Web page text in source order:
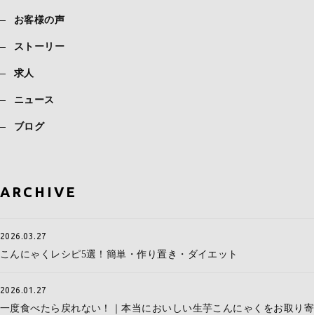
お客様の声
ストーリー
求人
ニュース
ブログ
ARCHIVE
2026.03.27
こんにゃくレシピ5選！簡単・作り置き・ダイエット
2026.01.27
一度食べたら戻れない！｜本当においしい生芋こんにゃくをお取り寄